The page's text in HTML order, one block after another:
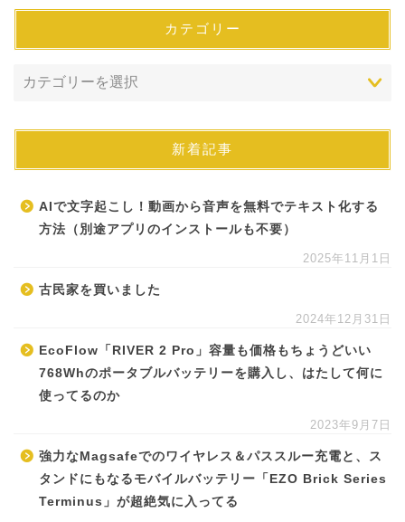
カテゴリー
新着記事
AIで文字起こし！動画から音声を無料でテキスト化する
方法（別途アプリのインストールも不要）
2025年11月1日
古民家を買いました
2024年12月31日
EcoFlow「RIVER 2 Pro」容量も価格もちょうどいい
768Whのポータブルバッテリーを購入し、はたして何に
使ってるのか
2023年9月7日
強力なMagsafeでのワイヤレス＆パススルー充電と、ス
タンドにもなるモバイルバッテリー「EZO Brick Series
Terminus」が超絶気に入ってる